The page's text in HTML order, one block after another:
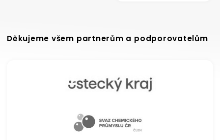
Děkujeme všem partnerům a podporovatelům